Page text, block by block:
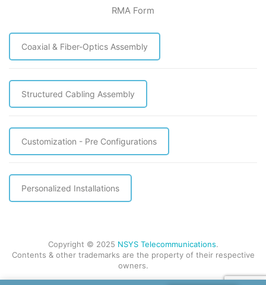
RMA Form
Coaxial & Fiber-Optics Assembly
Structured Cabling Assembly
Customization - Pre Configurations
Personalized Installations
Copyright © 2025 NSYS Telecommunications.
Contents & other trademarks are the property of their respective
owners.